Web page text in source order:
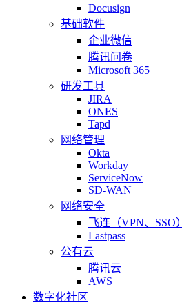
Docusign
基础软件
企业微信
腾讯问卷
Microsoft 365
研发工具
JIRA
ONES
Tapd
网络管理
Okta
Workday
ServiceNow
SD-WAN
网络安全
飞连（VPN、SSO）
Lastpass
公有云
腾讯云
AWS
数字化社区